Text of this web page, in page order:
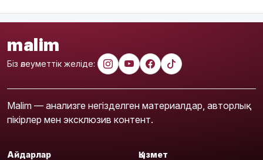
malim
Біз әлеуметтік желіде:
Malim — анализге негізделген материалдар, авторлық
пікірлер мен эксклюзив контент.
Айдарлар Қызмет